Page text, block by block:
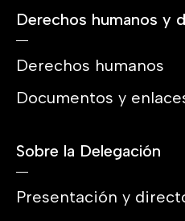
Derechos humanos y
Derechos humanos
Documentos y
Sobre la Delegación
Presentación y